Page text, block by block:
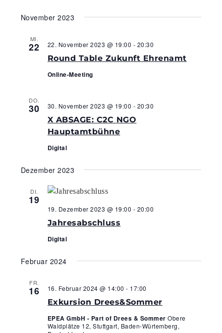
November 2023
MI.
22
Round Table Zukunft Ehrenamt
22. November 2023 @ 19:00 - 20:30
Online-Meeting
DO.
30
X ABSAGE: C2C NGO
Hauptamtbühne
30. November 2023 @ 19:00 - 20:30
Digital
Dezember 2023
DI.
19
Jahresabschluss
19. Dezember 2023 @ 19:00 - 20:00
Digital
Februar 2024
FR.
16
Exkursion Drees&Sommer
16. Februar 2024 @ 14:00 - 17:00
EPEA GmbH - Part of Drees & SommerObere
Waldplätze 12, Stuttgart, Baden-Würtemberg,